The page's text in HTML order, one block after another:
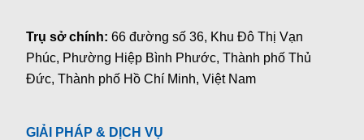
Trụ sở chính:66 đường số 36, Khu Đô Thị Vạn
Phúc, Phường Hiệp Bình Phước, Thành phố Thủ
Đức, Thành phố Hồ Chí Minh, Việt Nam
GIẢI PHÁP & DỊCH VỤ